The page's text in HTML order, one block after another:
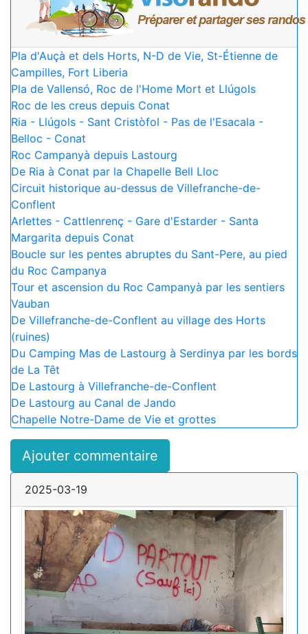
Pla d'Auçà et dels Horts, N-D de Vie, St-Étienne de
Campilles, Fort Liberia
Pla de Vallensó, Roc de l'Home Mort et Llúgols
Roc de les creus depuis Conat
Ria - Llúgols - Sant Cristòfol - Pas de l'Esacala -
Belloc - Conat
Roc Campanyà depuis Lastourg
De Ria à Conat par la Chapelle Bell Lloc
Circuit historique au-dessus de Villefranche-de-
Conflent
Arlettes - Cattlenrenç - Gare d'Estarder - Santa
Margarita depuis Conat
Boucle sur les pentes abruptes du Sant-Pere, au pied
du Roc Campanya
Tour et ascension du Roc Campanyà par les sentiers
Vauban
De Villefranche-de-Conflent au village des Horts
(ruines)
Du Camping Mas de Lastourg à Serdinya par les bords
de La Têt
De Lastourg à Villefranche-de-Conflent
De Lastourg au Canal de Jando
Chapelle Notre-Dame de Vie et grottes
Ajouter commentaire
2025-03-19